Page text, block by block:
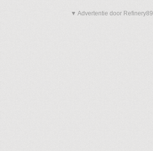
▼ Advertentie door Refinery89